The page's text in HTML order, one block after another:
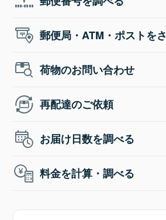
郵便局・ATM・ポストを
荷物のお問い合わせ
再配達のご依頼
お届け日数を調べる
料金を計算・調べる